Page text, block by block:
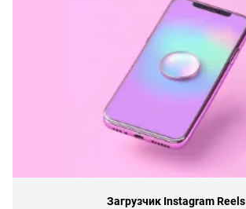
Загрузчик Instagram Reels